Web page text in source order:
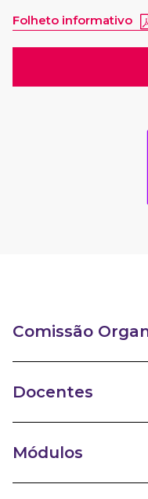
Folheto informativo
Comissão
Docentes
Módulos